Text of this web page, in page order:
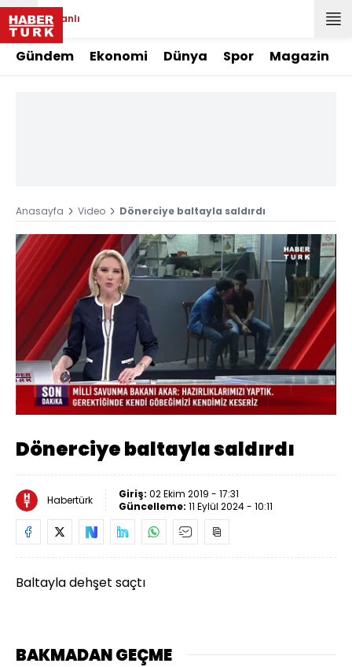
Canlı
Gündem Ekonomi Dünya Spor Magazin
Anasayfa Video Dönerciye baltayla saldırdı
Sesi
Aç
Yüklendi:
53.76%
Oynatma
Hızı
Dönerciye baltayla saldırdı
Habertürk Giriş: 02 Ekim 2019 - 17:31
Güncelleme: 11 Eylül 2024 - 10:11
Baltayla dehşet saçtı
BAKMADAN GEÇME